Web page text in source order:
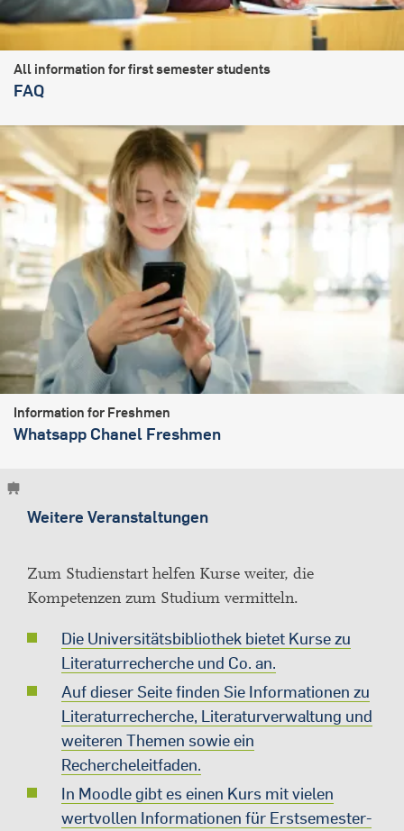
All information for first semester students
FAQ
Information for Freshmen
Whatsapp Chanel Freshmen
Weitere Veranstaltungen
Zum Studienstart helfen Kurse weiter, die
Kompetenzen zum Studium vermitteln.
Die Universitätsbibliothek bietet Kurse zu
Literaturrecherche und Co. an.
Auf dieser Seite finden Sie Informationen zu
Literaturrecherche, Literaturverwaltung und
weiteren Themen sowie ein
Rechercheleitfaden.
In Moodle gibt es einen Kurs mit vielen
wertvollen Informationen für Erstsemester-